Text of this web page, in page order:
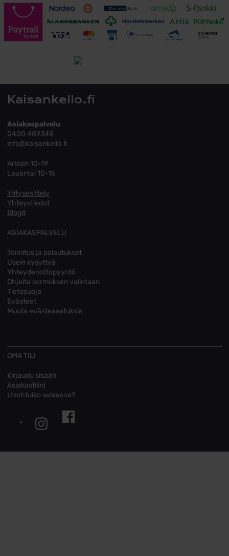
Toimitusehdot
Kaisankello.fi
Asiakaspalvelu
0400 489348
info@kaisankello.fi
Arkisin 10-19
Lauantai 10-16
Yritysesittely
Yhteystiedot
Blogit
ASIAKASPALVELU
Toimitus ja palautukset
Usein kysyttyä
Yhteydenottopyyntö
Ohjeita sormuksen valintaan
Tietosuoja
Evästeet
Muuta evästeasetuksia
OMA TILI
Kirjaudu sisään
Asiakastilini
Unohtuiko salasana?